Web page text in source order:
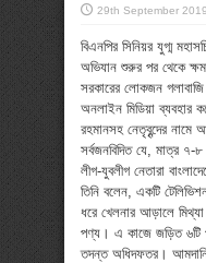
29th September 2019
বিএনপির সিনিয়র যুগ্ম
অভিযান শুরুর পর থেকে
সরকারের লোকজন
অনলাইন মিডিয়া ব্যবহার
রহমানসহ নেতৃবৃন্দের
সর্বজনবিদিত যে, মাত্র
লীগ-যুবলীগ নেতারা
তিনি বলেন, একটি
ধরে খেলনার আড়ালে
পণ্য। এ কাজে জড়িত ৬টি
তদন্ত অধিদফতর।